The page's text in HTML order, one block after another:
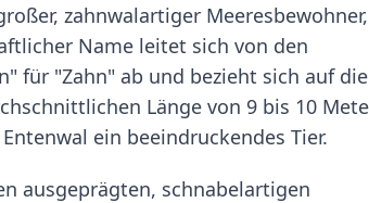
zahnwalartiger
Name leitet sich von den
für "Zahn" ab und bezieht sich auf die
Länge von 9 bis 10
ein beeindruckendes Tier.
ausgeprägten, schnabelartigen